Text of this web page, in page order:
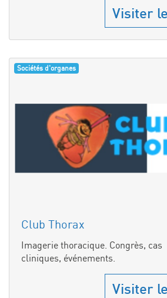
Visiter
Sociétés d'organes
Club Thorax
Imagerie thoracique. Congrès, cas
cliniques, événements.
Visiter